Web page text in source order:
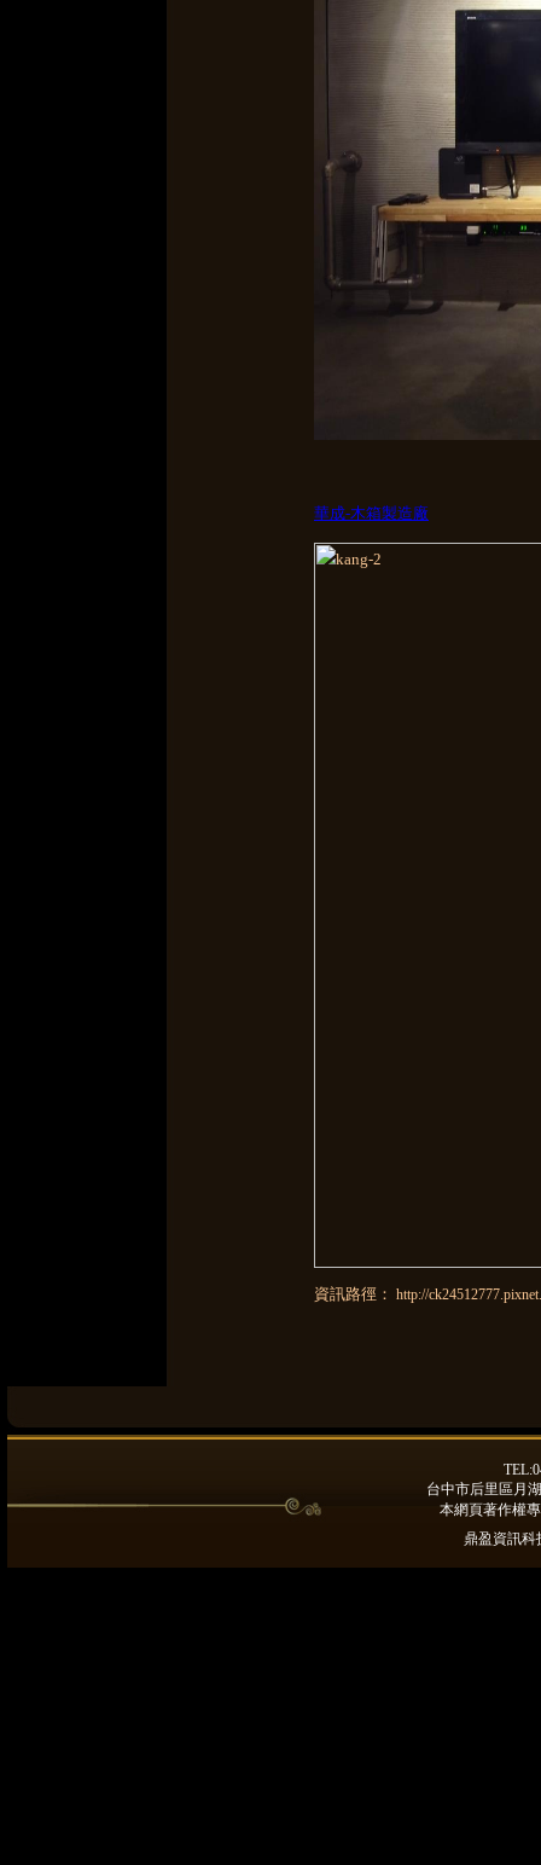
華成-木箱製造廠
資訊路徑： http://
台中市后里區月
本網頁著作權
鼎盈資訊科